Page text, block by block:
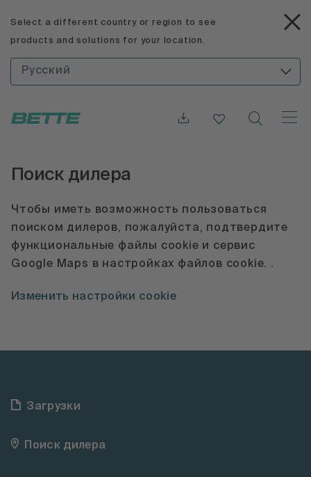
Select a different country or region to see
products and solutions for your location.
Русский
Поиск дилера
Чтобы иметь возможность пользоваться
поиском дилеров, пожалуйста, подтвердите
функциональные файлы cookie и сервис
Google Maps в настройках файлов cookie. .
Изменить настройки cookie
Загрузки
Поиск дилера